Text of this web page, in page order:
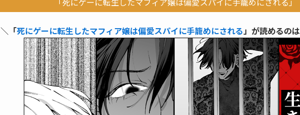
＼「死にゲーに転生したマフィア嬢は偏愛スパイに手籠めにされる」が読めるのは